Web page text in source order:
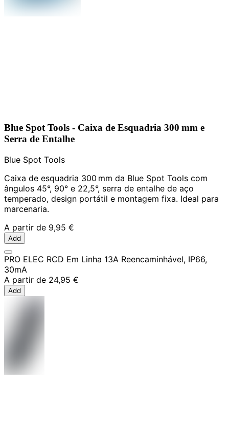
Blue Spot Tools - Caixa de Esquadria 300 mm e
Serra de Entalhe
Blue Spot Tools
Caixa de esquadria 300 mm da Blue Spot Tools com
ângulos 45°, 90° e 22,5°, serra de entalhe de aço
temperado, design portátil e montagem fixa. Ideal para
marcenaria.
A partir de 9,95 €
Add
PRO ELEC RCD Em Linha 13A Reencaminhável, IP66,
30mA
A partir de 24,95 €
Add